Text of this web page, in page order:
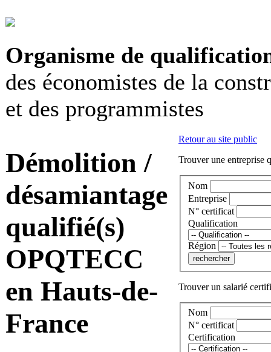
Organisme de
des économistes de la
et des programmistes
Démolition /
désamiantage
qualifié(s)
OPQTECC
en Hauts-de-
France
Retour au site public
Trouver une entreprise
Nom
Entreprise
N° certificat
Qualification
Région
Trouver un salarié
Nom
N° certificat
Certification